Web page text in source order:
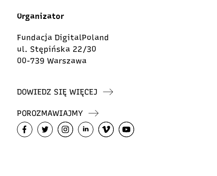
Organizator
Fundacja DigitalPoland
ul. Stępińska 22/30
00-739 Warszawa
DOWIEDZ SIĘ WIĘCEJ
POROZMAWIAJMY